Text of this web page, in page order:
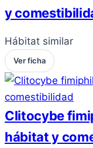
y
Hábitat similar
Ver ficha
Clitocybe
hábitat y